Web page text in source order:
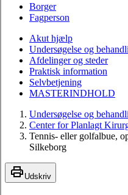
Borger
Fagperson
Akut hjælp
Undersøgelse og
Afdelinger og steder
Praktisk information
Selvbetjening
MASTERINDHOLD
Undersøgelse og
Center for Planlagt
Tennis- eller golfalbue,
Silkeborg
Udskriv